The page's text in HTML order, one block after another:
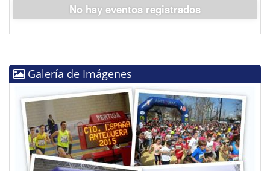
No hay eventos registrados
Galería de Imágenes